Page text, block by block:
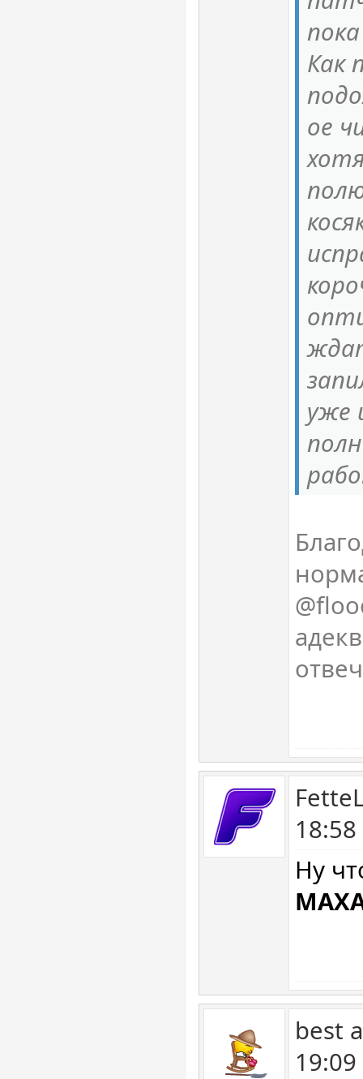
Как
ое
уже
Ну
best